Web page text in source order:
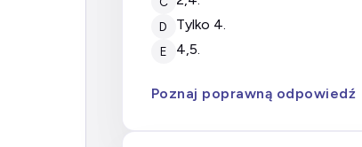
D tylko 4.
E 4,5.
Poznaj poprawną odpowiedź